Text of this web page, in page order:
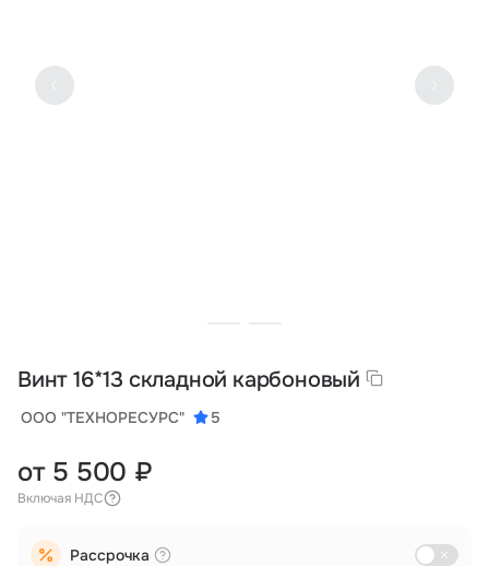
Поставщикам
Государственные программы
Винт 16*13 складной карбоновый
ООО "ТЕХНОРЕСУРС" 5
от 5 500 ₽
Включая НДС
Рассрочка